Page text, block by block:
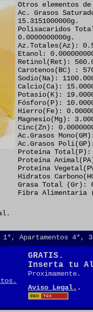
Otros elementos
Ac. Grasos
15.3151000000g.
Polisacaridos
0.0000000000g.
Az.Totales(Az):
Etanol:
Retinol(Ret):
Carotenos(BC) :
Sodio(Na):
Calcio(Ca):
Potasio(K):
Fósforo(P):
Hierro(Fe):
Magnesio(Mg):
Cinc(Zn):
Ac.Grasos
Ac.Grasos
Proteína Total(P):
Proteína
Proteína
Hidratos
Grasa Total (Gr):
Fibra Alimentaria
Apartamentos 4*,
GRATIS.
Inserta tu
Proximamente.
Aviso Legal. .